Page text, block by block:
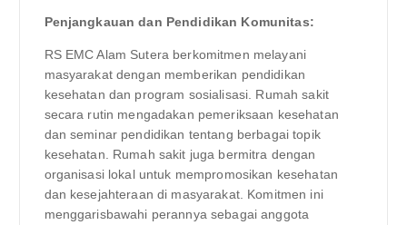
Penjangkauan dan Pendidikan Komunitas:
RS EMC Alam Sutera berkomitmen melayani
masyarakat dengan memberikan pendidikan
kesehatan dan program sosialisasi. Rumah sakit
secara rutin mengadakan pemeriksaan kesehatan
dan seminar pendidikan tentang berbagai topik
kesehatan. Rumah sakit juga bermitra dengan
organisasi lokal untuk mempromosikan kesehatan
dan kesejahteraan di masyarakat. Komitmen ini
menggarisbawahi perannya sebagai anggota